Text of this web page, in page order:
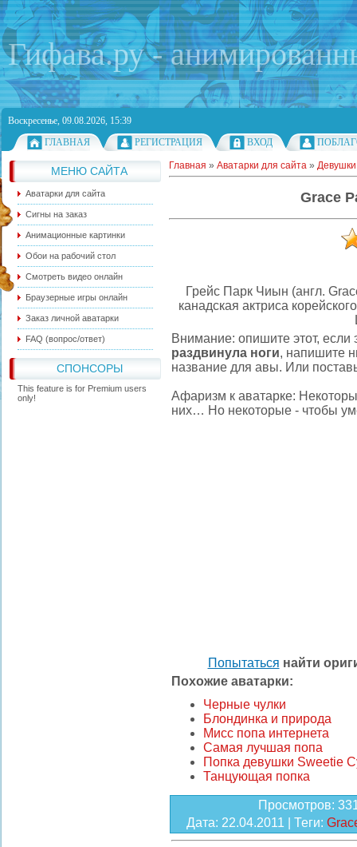
Гифава.ру -
Воскресенье, 09.08.2026, 15:39
ГЛАВНАЯ
РЕГИСТРАЦИЯ ВХОД
МЕНЮ САЙТА
Аватарки для сайта
Сигны на заказ
Анимационные картинки
Обои на рабочий стол
Смотреть видео онлайн
Браузерные игры онлайн
Заказ личной аватарки
FAQ (вопрос/ответ)
СПОНСОРЫ
This feature is for Premium users
only!
Главная » Аватарки для сайта »
Grace
Грейс Парк Чиын (англ.
канадская актриса
Внимание: опишите этот,
раздвинула ноги, напишите
название для авы. Или
Афаризм к аватарке:
них… Но некоторые - чтобы
Попытаться найти
Похожие аватарки:
Черные чулки
Блондинка и природа
Мисс попа интернета
Самая лучшая попа
Попка девушки Sweetie
Танцующая попка
Просмотров:
Дата: 22.04.2011 | Теги: